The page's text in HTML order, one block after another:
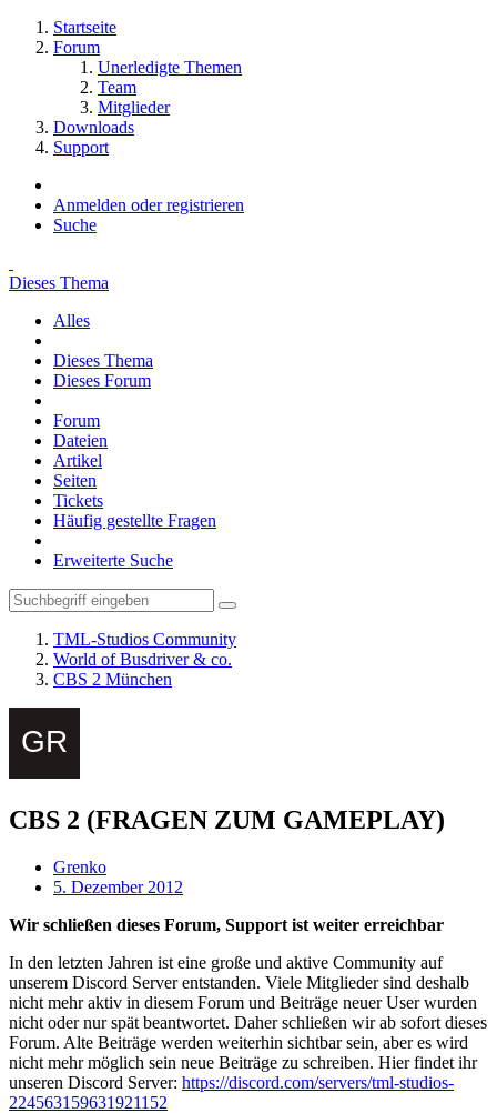
Startseite
Forum
Unerledigte Themen
Team
Mitglieder
Downloads
Support
Anmelden oder registrieren
Suche
Dieses Thema
Alles
Dieses Thema
Dieses Forum
Forum
Dateien
Artikel
Seiten
Tickets
Häufig gestellte Fragen
Erweiterte Suche
TML-Studios Community
World of Busdriver & co.
CBS 2 München
CBS 2 (FRAGEN ZUM GAMEPLAY)
Grenko
5. Dezember 2012
Wir schließen dieses Forum, Support ist weiter erreichbar
In den letzten Jahren ist eine große und aktive Community auf
unserem Discord Server entstanden. Viele Mitglieder sind deshalb
nicht mehr aktiv in diesem Forum und Beiträge neuer User wurden
nicht oder nur spät beantwortet. Daher schließen wir ab sofort dieses
Forum. Alte Beiträge werden weiterhin sichtbar sein, aber es wird
nicht mehr möglich sein neue Beiträge zu schreiben. Hier findet ihr
unseren Discord Server: https://discord.com/servers/tml-studios-
224563159631921152